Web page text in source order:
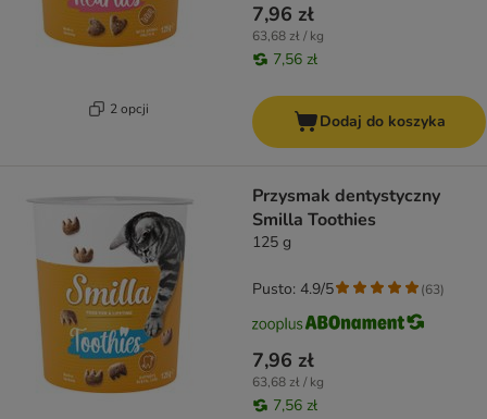
2 opcji
7,96 zł
63,68 zł / kg
7,56 zł
Dodaj do koszyka
Przysmak dentystyczny
Smilla Toothies
125 g
7,96 zł
63,68 zł / kg
7,56 zł
Pusto: 4.9/5 (63)